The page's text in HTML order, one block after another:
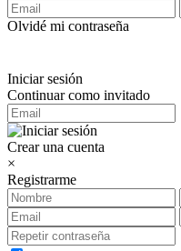
Olvidé mi contraseña
Iniciar sesión
Continuar como invitado
Crear una cuenta
×
Registrarme